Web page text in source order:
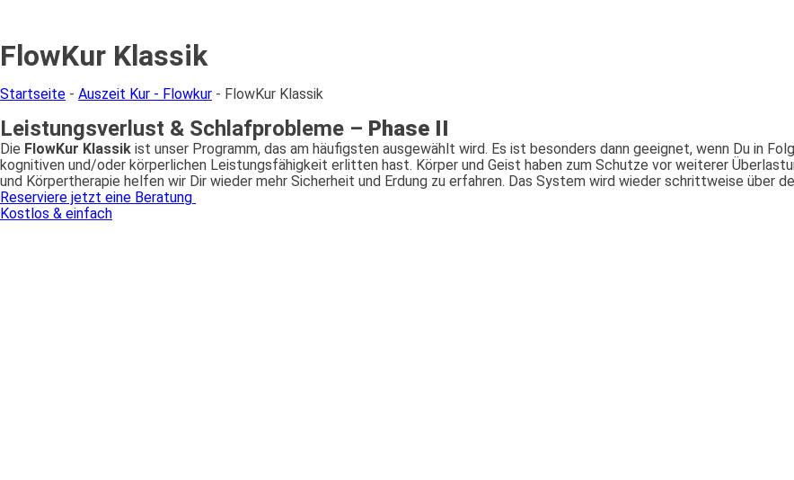
FlowKur Klassik
Startseite - Auszeit Kur - Flowkur - FlowKur Klassik
Leistungsverlust & Schlafprobleme – Phase II
Die FlowKur Klassik ist unser Programm, das am häufigsten ausgewählt wird. Es ist besonders dann geeignet, wenn Du in
kognitiven und/oder körperlichen Leistungsfähigkeit erlitten hast. Körper und Geist haben zum Schutze vor weiterer
und Körpertherapie helfen wir Dir wieder mehr Sicherheit und Erdung zu erfahren. Das System wird wieder schrittweise über
Reserviere jetzt eine Beratung
Kostlos & einfach